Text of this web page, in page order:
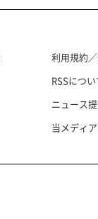
利用規約
RSSについ
ニュース
当メディ